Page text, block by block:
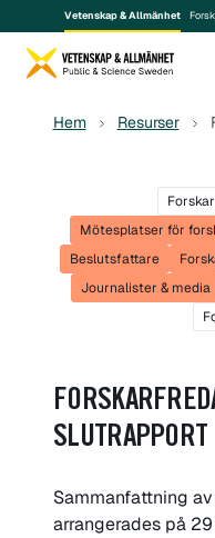
Vetenskap & Allmänhet
Hem Resurser
Mötesplatser för
Beslutsfattare
Journalister & media
SLUTRAPPORT
Sammanfattning
arrangerades på